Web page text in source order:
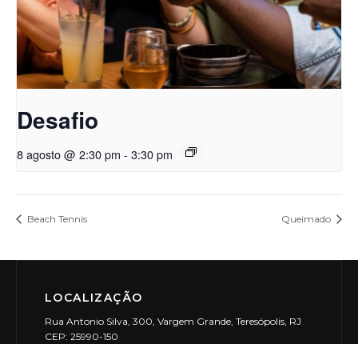
Desafio
8 agosto @ 2:30 pm - 3:30 pm
Beach Tennis Queimado
LOCALIZAÇÃO
Rua Antonio Silva, 300, Vargem Grande, Teresópolis, RJ
CEP: 25990-150